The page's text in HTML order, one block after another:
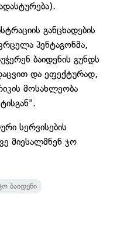
განცხადების
პენტაგონმა,
ბაიდენის გუნდს
და ეფექტურად,
მოსახლეობა
სერვისების
მიესალმნენ ჯო
ბაიდენი